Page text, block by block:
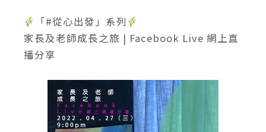
「#從心出發」系列
家長及老師成長之旅 | Facebook Live 網上直
播分享